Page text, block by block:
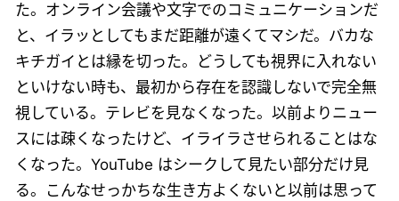
た。オンライン会議や文字でのコミュニケーションだ
と、イラッとしてもまだ距離が遠くてマシだ。バカな
キチガイとは縁を切った。どうしても視界に入れない
といけない時も、最初から存在を認識しないで完全無
視している。テレビを見なくなった。以前よりニュー
スには疎くなったけど、イライラさせられることはな
くなった。YouTube はシークして見たい部分だけ見
る。こんなせっかちな生き方よくないと以前は思って